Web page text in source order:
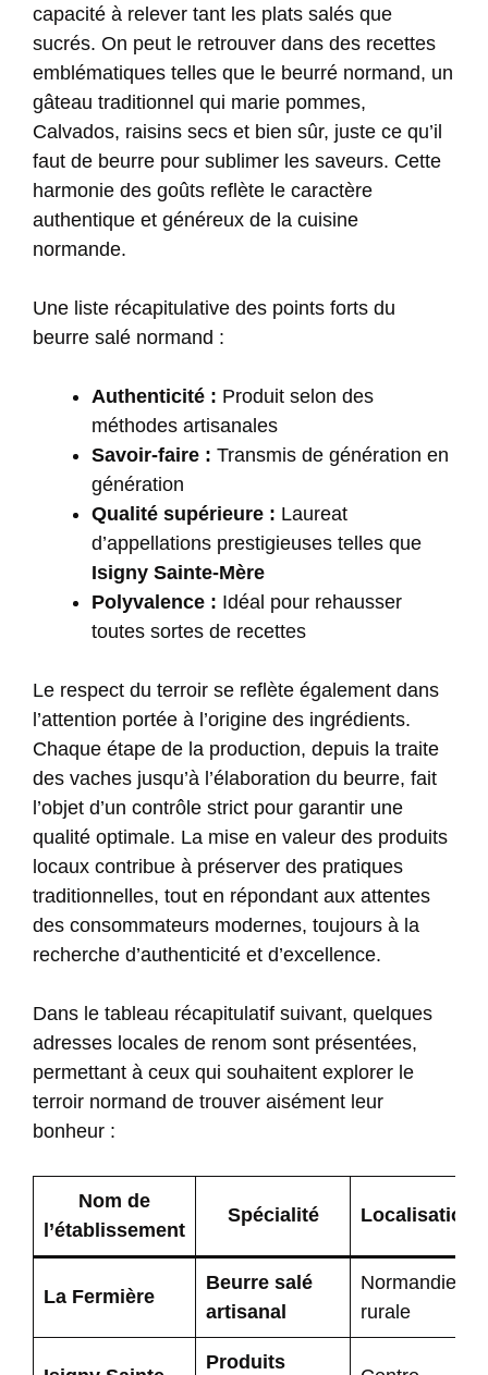
capacité à relever tant les plats salés que
sucrés. On peut le retrouver dans des recettes
emblématiques telles que le beurré normand, un
gâteau traditionnel qui marie pommes,
Calvados, raisins secs et bien sûr, juste ce qu’il
faut de beurre pour sublimer les saveurs. Cette
harmonie des goûts reflète le caractère
authentique et généreux de la cuisine
normande.
Une liste récapitulative des points forts du
beurre salé normand :
Authenticité : Produit selon des
méthodes artisanales
Savoir-faire : Transmis de génération en
génération
Qualité supérieure : Laureat
d’appellations prestigieuses telles que
Isigny Sainte-Mère
Polyvalence : Idéal pour rehausser
toutes sortes de recettes
Le respect du terroir se reflète également dans
l’attention portée à l’origine des ingrédients.
Chaque étape de la production, depuis la traite
des vaches jusqu’à l’élaboration du beurre, fait
l’objet d’un contrôle strict pour garantir une
qualité optimale. La mise en valeur des produits
locaux contribue à préserver des pratiques
traditionnelles, tout en répondant aux attentes
des consommateurs modernes, toujours à la
recherche d’authenticité et d’excellence.
Dans le tableau récapitulatif suivant, quelques
adresses locales de renom sont présentées,
permettant à ceux qui souhaitent explorer le
terroir normand de trouver aisément leur
bonheur :
Nom de
l’établissement
Spécialité Localisation
La Fermière
Beurre salé
artisanal
Normandie
rurale
Produits